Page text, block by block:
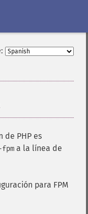
de PHP es
a la línea de
para FPM